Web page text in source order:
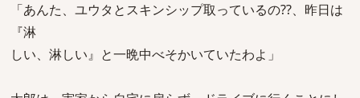
「あんた、ユウタとスキンシップ取っているの??、昨日は
『淋
しい、淋しい』と一晩中べそかいていたわよ」